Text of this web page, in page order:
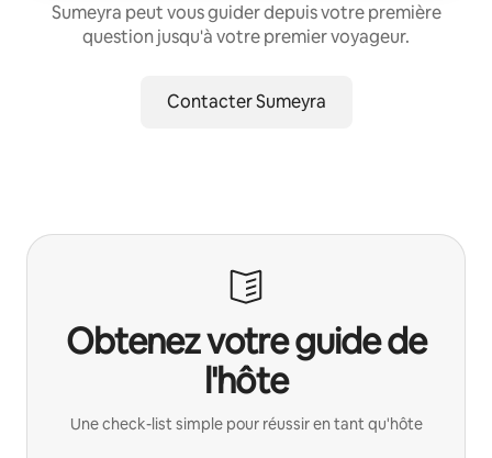
Sumeyra peut vous guider depuis votre première
question jusqu'à votre premier voyageur.
Contacter Sumeyra
Obtenez votre guide de
l'hôte
Une check-list simple pour réussir en tant qu'hôte